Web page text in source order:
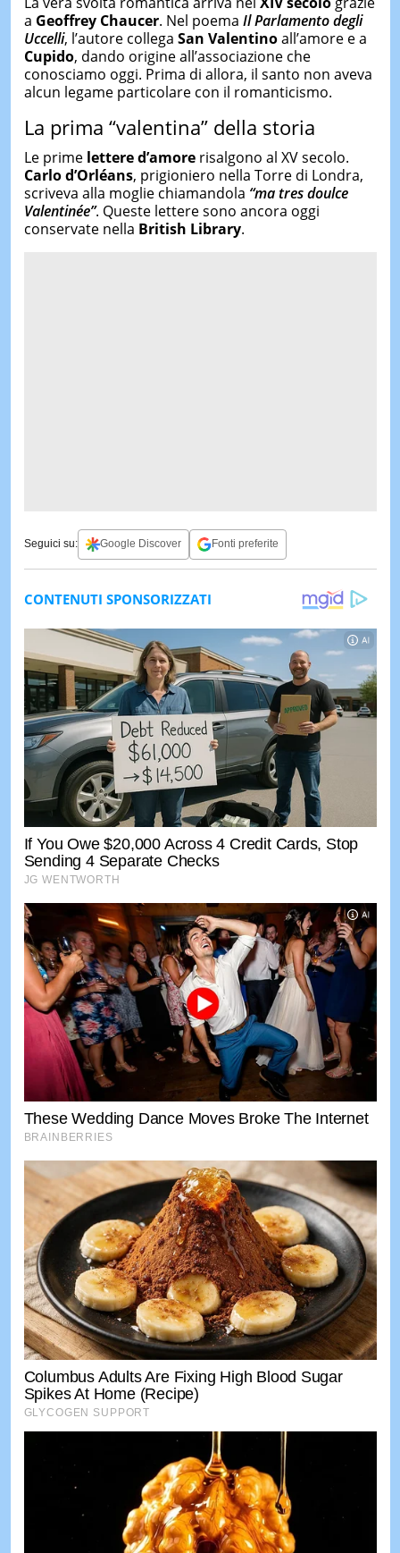
a Geoffrey Chaucer. Nel poema Il Parlamento degli
Uccelli, l’autore collega San Valentinoall’amore e a
Cupido, dando origine all’associazione che
conosciamo oggi. Prima di allora, il santo non aveva
alcun legame particolare con il romanticismo.
La prima “valentina” della storia
Le prime lettere d’amorerisalgono al XV secolo.
Carlo d’Orléans, prigioniero nella Torre di Londra,
scriveva alla moglie chiamandola “ma tres doulce
Valentinée”. Queste lettere sono ancora oggi
conservate nella British Library.
Seguici su: Google Discover Fonti preferite